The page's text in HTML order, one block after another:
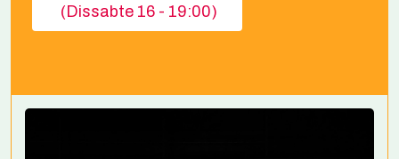
(Dissabte 16 - 19:00)